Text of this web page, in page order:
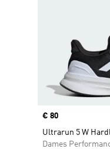
Price
€ 80
Ultrarun 5 W
Dames